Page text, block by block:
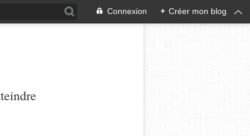
Connexion + Créer mon blog